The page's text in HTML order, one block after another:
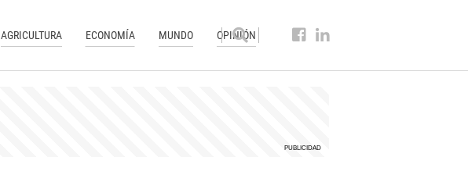
AGRICULTURA ECONOMÍA MUNDO OPINIÓN